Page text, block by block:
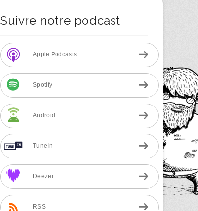
Suivre notre podcast
Apple Podcasts
Spotify
Android
TuneIn
Deezer
RSS